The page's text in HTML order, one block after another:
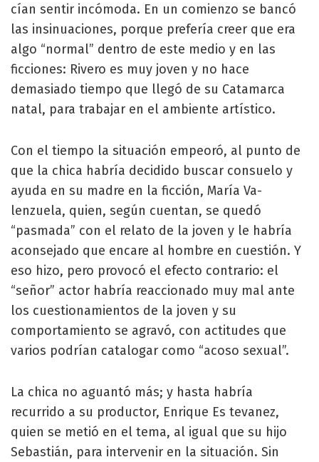
cían sentir incómoda. En un comienzo se bancó
las insi­nuaciones, porque prefería creer que era
algo “normal” dentro de este medio y en las
ficciones: Rivero es muy jo­ven y no hace
demasiado tiempo que llegó de su Cata­marca
natal, para trabajar en el ambiente artístico.
Con el tiempo la situación empeoró, al punto de
que la chica habría decidido buscar consuelo y
ayuda en su madre en la ficción, María Va­
lenzuela, quien, según cuen­tan, se quedó
“pasmada” con el relato de la joven y le ha­bría
aconsejado que encare al hombre en cuestión. Y
eso hizo, pero provocó el efecto contrario: el
“señor” actor habría reaccionado muy mal ante
los cuestiona­mientos de la joven y su
comportamiento se agravó, con actitudes que
varios po­drían catalogar como “acoso sexual”.
La chica no aguantó más; y hasta habría
recurrido a su productor, Enrique Es­ tevanez,
quien se metió en el tema, al igual que su hijo
Se­bastián, para intervenir en la situación. Sin